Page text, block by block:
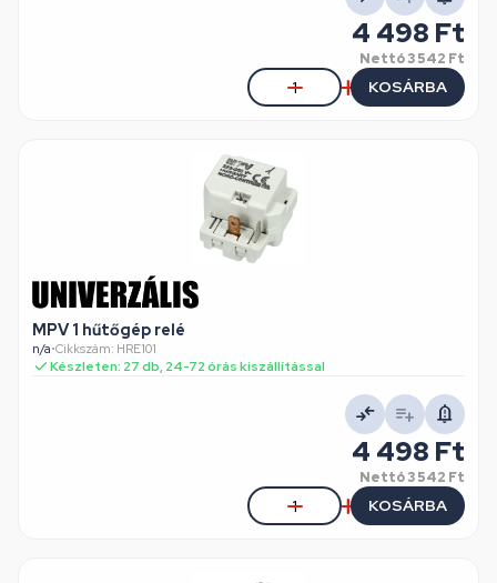
4 498 Ft
Nettó3 542 Ft
KOSÁRBA
MPV 1 hűtőgép relé
n/a•Cikkszám: HRE101
Készleten: 27 db, 24-72 órás kiszállítással
4 498 Ft
Nettó3 542 Ft
KOSÁRBA